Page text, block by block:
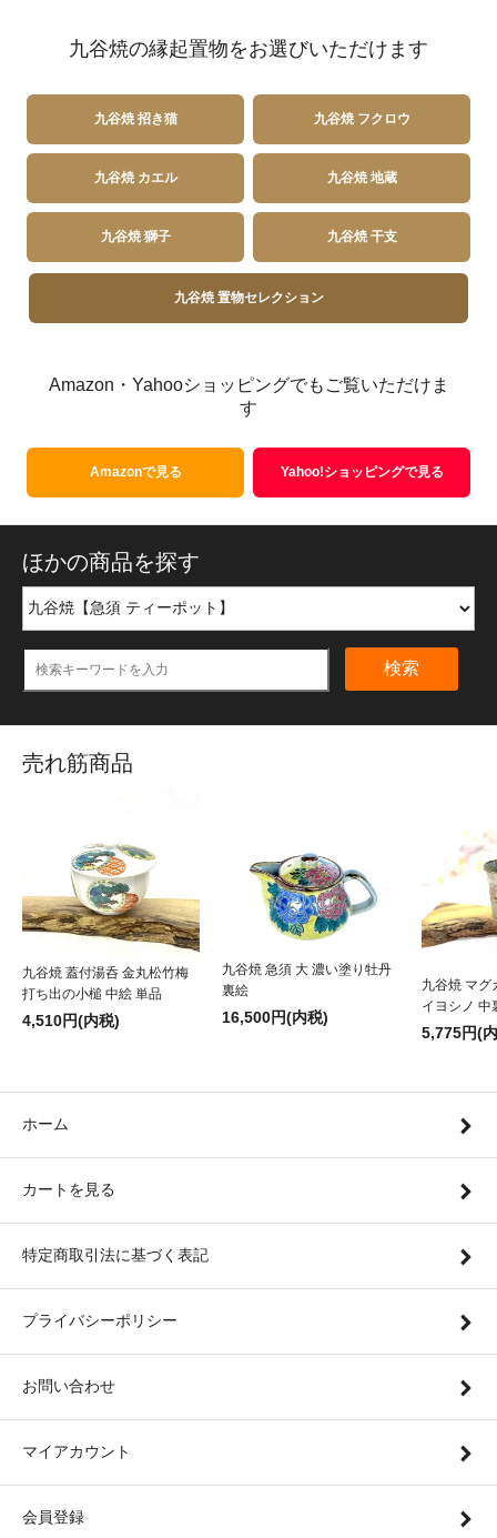
九谷焼の縁起置物をお選びいただけます
九谷焼 招き猫 九谷焼 フクロウ
九谷焼 カエル 九谷焼 地蔵
九谷焼 獅子 九谷焼 干支
九谷焼 置物セレクション
Amazon・Yahooショッピングでもご覧いただけま
す
Amazonで見る Yahoo!ショッピングで見る
ほかの商品を探す
検索
売れ筋商品
九谷焼 蓋付湯呑 金丸松竹梅
打ち出の小槌 中絵 単品
4,510円(内税)
九谷焼 急須 大 濃い塗り牡丹
裏絵
16,500円(内税)
九谷焼 マグ
イヨシノ 中
5,775円(
ホーム
カートを見る
特定商取引法に基づく表記
プライバシーポリシー
お問い合わせ
マイアカウント
会員登録